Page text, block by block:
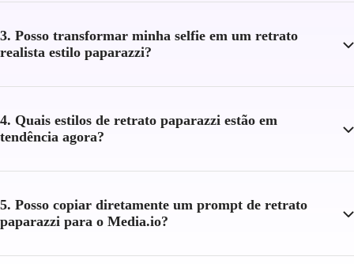
3. Posso transformar minha selfie em um retrato
realista estilo paparazzi?
4. Quais estilos de retrato paparazzi estão em
tendência agora?
5. Posso copiar diretamente um prompt de retrato
paparazzi para o Media.io?